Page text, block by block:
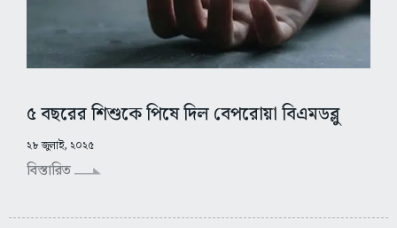
৫ বছরের শিশুকে পিষে দিল বেপরোয়া বিএমডব্লু
২৮ জুলাই, ২০২৫
বিস্তারিত